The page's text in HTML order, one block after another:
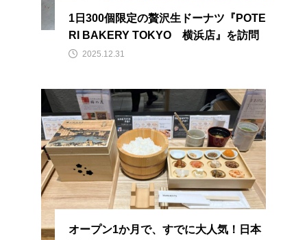
1日300個限定の贅沢生ドーナツ『POTE
RI BAKERY TOKYO 横浜店』を訪問
2025.12.31
オープン1か月で、すでに大人気！日本